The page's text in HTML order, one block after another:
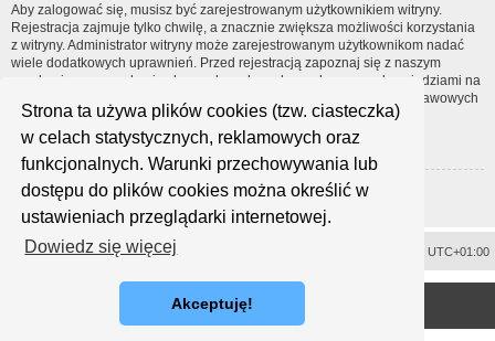
Strona ta używa plików cookies (tzw. ciasteczka)
w celach statystycznych, reklamowych oraz
funkcjonalnych. Warunki przechowywania lub
dostępu do plików cookies można określić w
ustawieniach przeglądarki internetowej.
Dowiedz się więcej
Akceptuję!
Aby zalogować się, musisz być zarejestrowanym użytkownikiem witryny.
Rejestracja zajmuje tylko chwilę, a znacznie zwiększa możliwości korzystania
z witryny. Administrator witryny może zarejestrowanym użytkownikom nadać
wiele dodatkowych uprawnień. Przed rejestracją zapoznaj się z naszym
regulaminem, zasadami ochrony danych osobowych oraz z odpowiedziami na
często zadawane pytania (FAQ), gdzie jest wyjaśnionych wiele podstawowych
zagadnień dotyczących funkcjonowania witryny.
Regulamin|Zasady ochrony danych osobowych
Zarejestruj się
UTC+01:00
® Forum Software © phpBB Limited
Polski pakiet językowy dostarczaphpBB.pl